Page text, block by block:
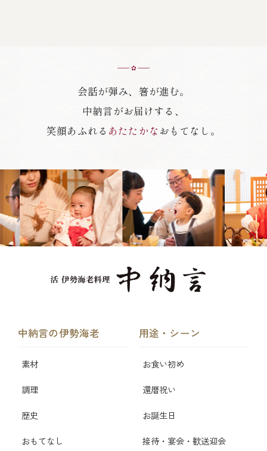
会話が弾み、箸が進む。
中納言がお届けする、
笑顔あふれる あたたかな おもてなし。
中納言の伊勢海老
素材
調理
歴史
おもてなし
用途・シーン
お食い初め
還暦祝い
お誕生日
接待・宴会・歓送迎会